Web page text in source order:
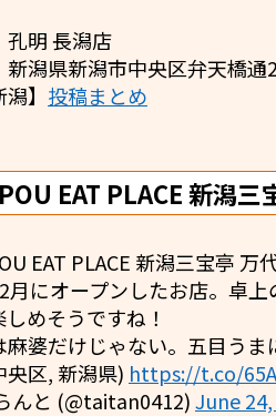
孔明 長潟店
新潟県新潟市中央区弁天橋通
】 投稿まとめ
EAT PLACE 新潟三
EAT PLACE 新潟三宝亭
月にオープンしたお店。卓
めそうですね！
麻婆だけじゃない。五目う
央区, 新潟県) https://t.co/
んと (@taitan0412)June